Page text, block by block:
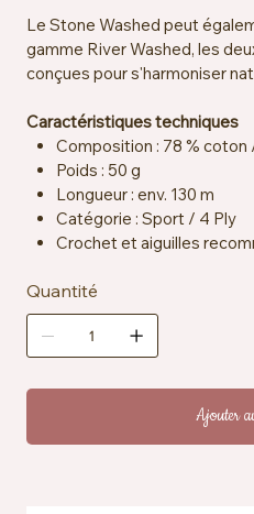
Le Stone Washed peut
gamme River Washed, les
conçues pour s'harmoniser
Caractéristiques techniques
Composition : 78 % coton
Poids : 50 g
Longueur : env. 130 m
Catégorie : Sport / 4 Ply
Crochet et aiguilles
Certification : OEKO-TEX®
Entretien : lavable en
Quantité
Ajouter